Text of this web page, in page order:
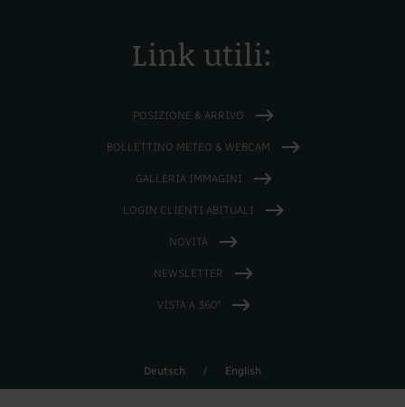
Link utili:
POSIZIONE & ARRIVO
BOLLETTINO METEO & WEBCAM
GALLERIA IMMAGINI
LOGIN CLIENTI ABITUALI
NOVITÀ
NEWSLETTER
VISTA A 360°
Deutsch / English